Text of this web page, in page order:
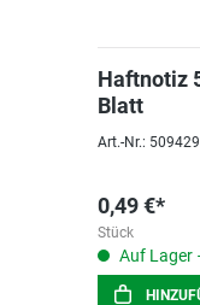
Haftnotiz
Blatt
Art.-Nr.:
0,49 €*
Stück
Auf Lager